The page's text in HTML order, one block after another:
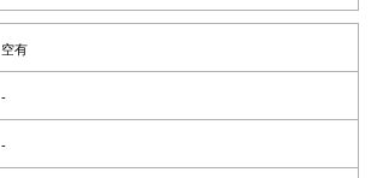
空有
-
-